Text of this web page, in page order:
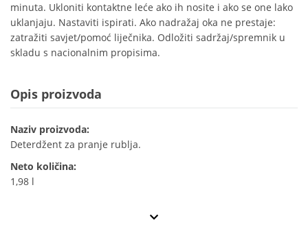
minuta. Ukloniti kontaktne leće ako ih nosite i ako se one lako
uklanjaju. Nastaviti ispirati. Ako nadražaj oka ne prestaje:
zatražiti savjet/pomoć liječnika. Odložiti sadržaj/spremnik u
skladu s nacionalnim propisima.
Opis proizvoda
Naziv proizvoda:
Deterdžent za pranje rublja.
Neto količina:
1,98 l